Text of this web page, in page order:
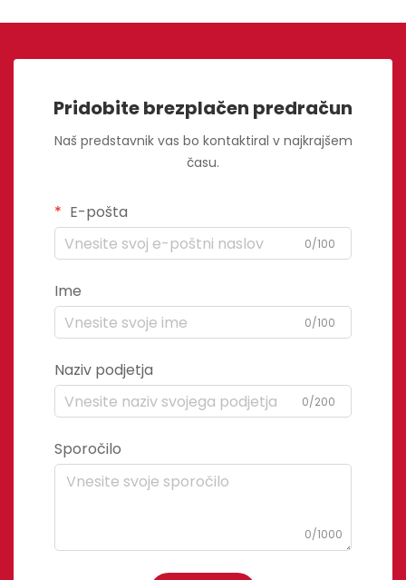
Pridobite brezplačen predračun
Naš predstavnik vas bo kontaktiral v najkrajšem
času.
E-pošta
0/100
Ime
0/100
Naziv podjetja
0/200
Sporočilo
0/1000